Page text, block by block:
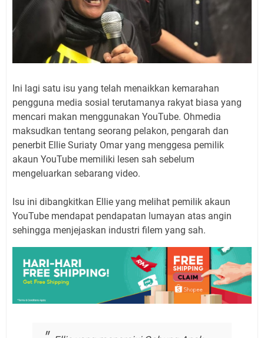
Ini lagi satu isu yang telah menaikkan kemarahan
pengguna media sosial terutamanya rakyat biasa yang
mencari makan menggunakan YouTube. Ohmedia
maksudkan tentang seorang pelakon, pengarah dan
penerbit Ellie Suriaty Omar yang menggesa pemilik
akaun YouTube memiliki lesen sah sebelum
mengeluarkan sebarang video.
Isu ini dibangkitkan Ellie yang melihat pemilik akaun
YouTube mendapat pendapatan lumayan atas angin
sehingga menjejaskan industri filem yang sah.